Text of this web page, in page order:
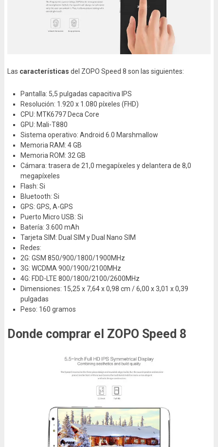
Las características del ZOPO Speed 8 son las siguientes:
Pantalla: 5,5 pulgadas capacitiva IPS
Resolución: 1.920 x 1.080 píxeles (FHD)
CPU: MTK6797 Deca Core
GPU: Mali-T880
Sistema operativo: Android 6.0 Marshmallow
Memoria RAM: 4 GB
Memoria ROM: 32 GB
Cámara: trasera de 21,0 megapíxeles y delantera de 8,0
megapíxeles
Flash: Si
Bluetooth: Si
GPS: GPS, A-GPS
Puerto Micro USB: Si
Batería: 3.600 mAh
Tarjeta SIM: Dual SIM y Dual Nano SIM
Redes:
2G: GSM 850/900/1800/1900MHz
3G: WCDMA 900/1900/2100MHz
4G: FDD-LTE 800/1800/2100/2600MHz
Dimensiones: 15,25 x 7,64 x 0,98 cm / 6,00 x 3,01 x 0,39
pulgadas
Peso: 160 gramos
Donde comprar el ZOPO Speed 8